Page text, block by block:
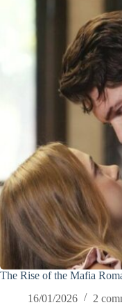
The Rise of the Mafia
16/01/2026
2